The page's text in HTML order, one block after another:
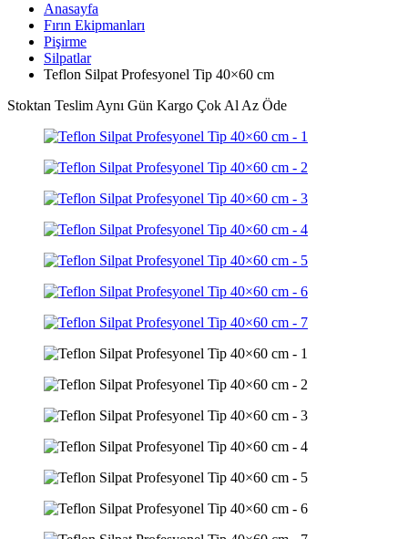
Anasayfa
Fırın Ekipmanları
Pişirme
Silpatlar
Teflon Silpat Profesyonel Tip 40×60 cm
Stoktan Teslim Aynı Gün Kargo Çok Al Az Öde